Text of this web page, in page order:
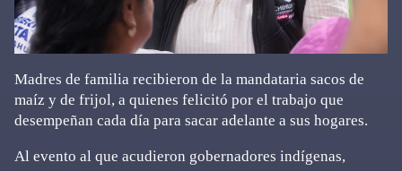
Madres de familia recibieron de la mandataria sacos de
maíz y de frijol, a quienes felicitó por el trabajo que
desempeñan cada día para sacar adelante a sus hogares.
Al evento al que acudieron gobernadores indígenas,